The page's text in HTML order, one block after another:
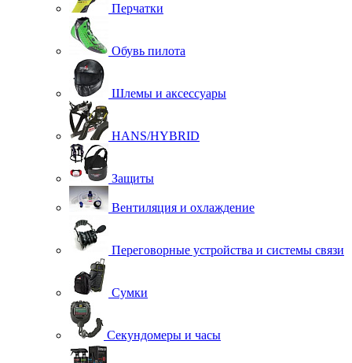
Перчатки
Обувь пилота
Шлемы и аксессуары
HANS/HYBRID
Защиты
Вентиляция и охлаждение
Переговорные устройства и системы связи
Сумки
Секундомеры и часы